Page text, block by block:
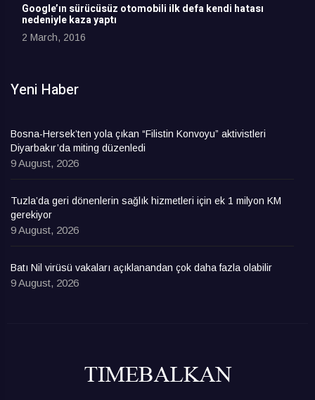
Google’ın sürücüsüz otomobili ilk defa kendi hatası
nedeniyle kaza yaptı
2 March, 2016
Yeni Haber
Bosna-Hersek’ten yola çıkan “Filistin Konvoyu” aktivistleri
Diyarbakır’da miting düzenledi
9 August, 2026
Tuzla’da geri dönenlerin sağlık hizmetleri için ek 1 milyon KM
gerekiyor
9 August, 2026
Batı Nil virüsü vakaları açıklanandan çok daha fazla olabilir
9 August, 2026